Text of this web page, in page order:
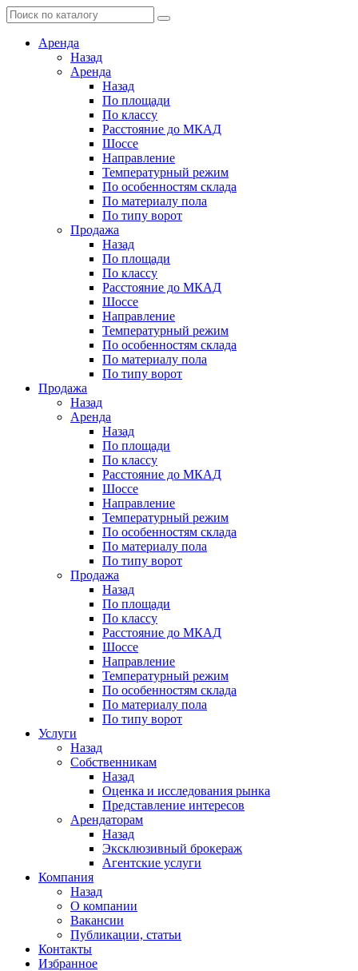
Аренда
Назад
Аренда
Назад
По площади
По классу
Расстояние до МКАД
Шоссе
Направление
Температурный режим
По особенностям склада
По материалу пола
По типу ворот
Продажа
Назад
По площади
По классу
Расстояние до МКАД
Шоссе
Направление
Температурный режим
По особенностям склада
По материалу пола
По типу ворот
Продажа
Назад
Аренда
Назад
По площади
По классу
Расстояние до МКАД
Шоссе
Направление
Температурный режим
По особенностям склада
По материалу пола
По типу ворот
Продажа
Назад
По площади
По классу
Расстояние до МКАД
Шоссе
Направление
Температурный режим
По особенностям склада
По материалу пола
По типу ворот
Услуги
Назад
Собственникам
Назад
Оценка и исследования рынка
Представление интересов
Арендаторам
Назад
Эксклюзивный брокераж
Агентские услуги
Компания
Назад
О компании
Вакансии
Публикации, статьи
Контакты
Избранное